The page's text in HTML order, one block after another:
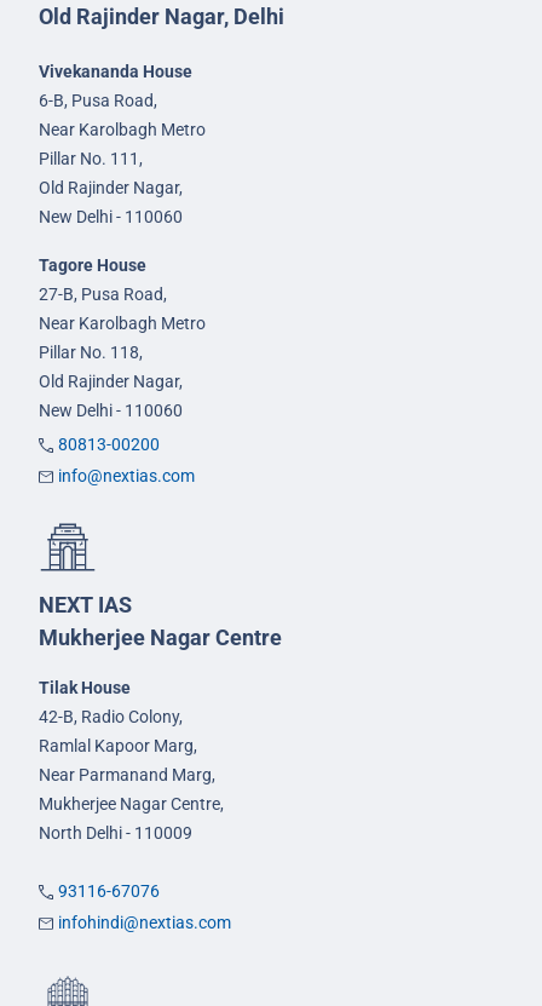
Old Rajinder Nagar, Delhi
Vivekananda House
6-B, Pusa Road,
Near Karolbagh Metro
Pillar No. 111,
Old Rajinder Nagar,
New Delhi - 110060
Tagore House
27-B, Pusa Road,
Near Karolbagh Metro
Pillar No. 118,
Old Rajinder Nagar,
New Delhi - 110060
80813-00200
info@nextias.com
NEXT IAS
Mukherjee Nagar Centre
Tilak House
42-B, Radio Colony,
Ramlal Kapoor Marg,
Near Parmanand Marg,
Mukherjee Nagar Centre,
North Delhi - 110009
93116-67076
infohindi@nextias.com